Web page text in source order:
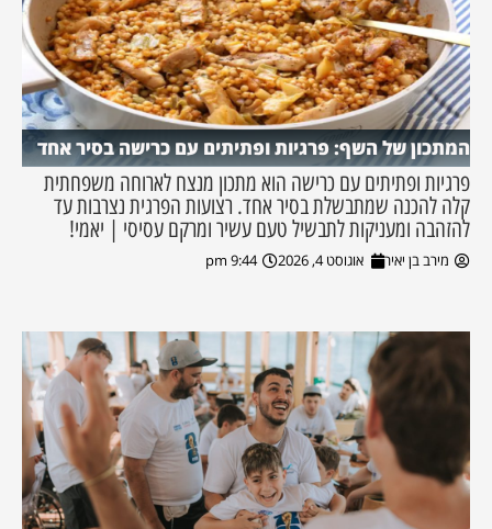
המתכון של השף: פרגיות ופתיתים עם כרישה בסיר אחד
פרגיות ופתיתים עם כרישה הוא מתכון מנצח לארוחה משפחתית
קלה להכנה שמתבשלת בסיר אחד. רצועות הפרגית נצרבות עד
להזהבה ומעניקות לתבשיל טעם עשיר ומרקם עסיסי | יאמי!
מירב בן יאיר אוגוסט 4, 2026 9:44 pm